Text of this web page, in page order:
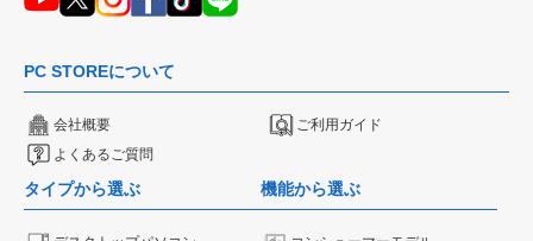
PC STOREについて
会社概要
ご利用ガイド
よくあるご質問
タイプから選ぶ 機能から選ぶ